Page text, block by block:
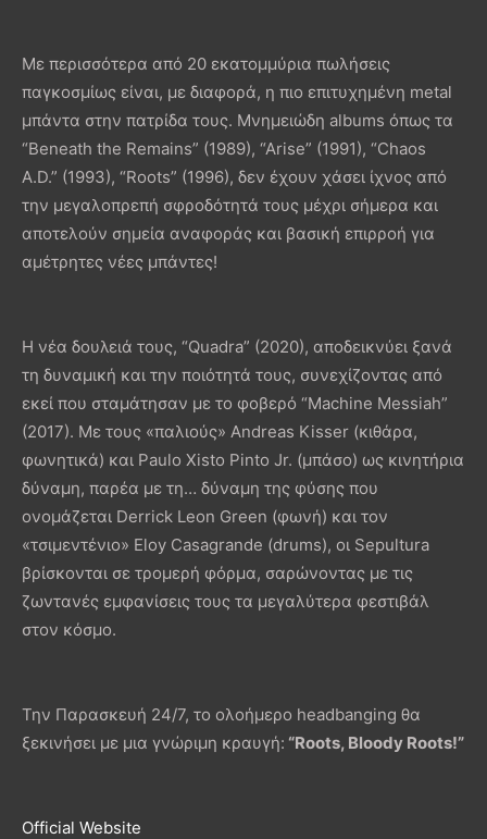
Με περισσότερα από 20 εκατομμύρια πωλήσεις
παγκοσμίως είναι, με διαφορά, η πιο επιτυχημένη metal
μπάντα στην πατρίδα τους. Μνημειώδη albums όπως τα
“Beneath the Remains” (1989), “Arise” (1991), “Chaos
A.D.” (1993), “Roots” (1996), δεν έχουν χάσει ίχνος από
την μεγαλοπρεπή σφροδότητά τους μέχρι σήμερα και
αποτελούν σημεία αναφοράς και βασική επιρροή για
αμέτρητες νέες μπάντες!
Η νέα δουλειά τους, “Quadra” (2020), αποδεικνύει ξανά
τη δυναμική και την ποιότητά τους, συνεχίζοντας από
εκεί που σταμάτησαν με το φοβερό “Machine Messiah”
(2017). Με τους «παλιούς» Andreas Kisser (κιθάρα,
φωνητικά) και Paulo Xisto Pinto Jr. (μπάσο) ως κινητήρια
δύναμη, παρέα με τη… δύναμη της φύσης που
ονομάζεται Derrick Leon Green (φωνή) και τον
«τσιμεντένιο» Eloy Casagrande (drums), οι Sepultura
βρίσκονται σε τρομερή φόρμα, σαρώνοντας με τις
ζωντανές εμφανίσεις τους τα μεγαλύτερα φεστιβάλ
στον κόσμο.
Την Παρασκευή 24/7, το ολοήμερο headbanging θα
ξεκινήσει με μια γνώριμη κραυγή: “Roots, Bloody Roots!”
Official Website